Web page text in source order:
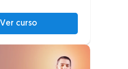
Ver curso